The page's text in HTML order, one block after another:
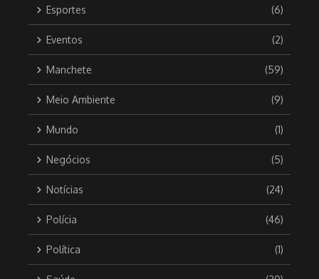
Esportes (6)
Eventos (2)
Manchete (59)
Meio Ambiente (9)
Mundo (1)
Negócios (5)
Notícias (24)
Polícia (46)
Política (1)